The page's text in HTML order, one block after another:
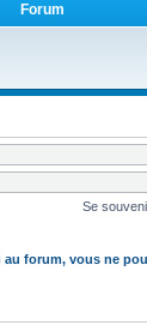
Forum
Se
au forum, vous ne